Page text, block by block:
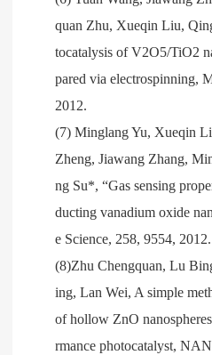
quan Zhu, Xueqin Liu,
tocatalysis of V2O5/TiO2
pared via electrospinning,
2012.
(7) Minglang Yu, Xueqin
Zheng, Jiawang Zhang,
ng Su*, “Gas sensing
ducting vanadium oxide
e Science, 258, 9554, 2012.
(8)Zhu Chengquan, Lu
ing, Lan Wei, A simple
of hollow ZnO
rmance photocatalyst,